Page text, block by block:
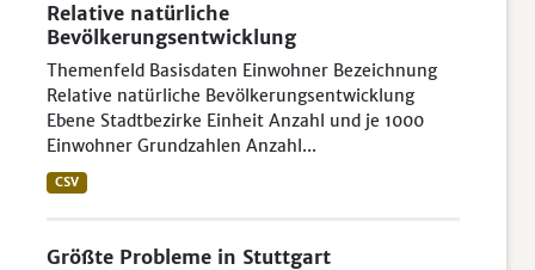
Relative natürliche
Bevölkerungsentwicklung
Themenfeld Basisdaten Einwohner Bezeichnung
Relative natürliche Bevölkerungsentwicklung
Ebene Stadtbezirke Einheit Anzahl und je 1000
Einwohner Grundzahlen Anzahl...
CSV
Größte Probleme in Stuttgart